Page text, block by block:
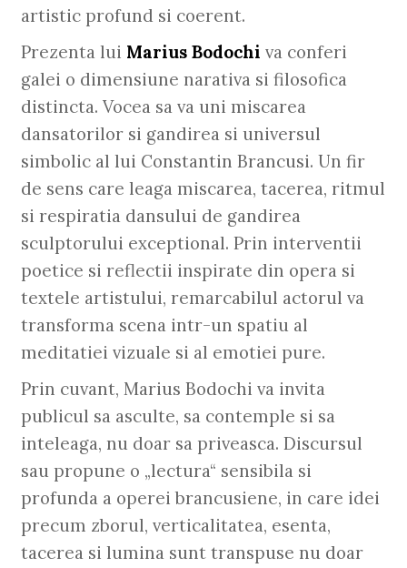
artistic profund si coerent.
Prezenta lui Marius Bodochiva conferi
galei o dimensiune narativa si filosofica
distincta. Vocea sa va uni miscarea
dansatorilor si gandirea si universul
simbolic al lui Constantin Brancusi. Un fir
de sens care leaga miscarea, tacerea, ritmul
si respiratia dansului de gandirea
sculptorului exceptional. Prin interventii
poetice si reflectii inspirate din opera si
textele artistului, remarcabilul actorul va
transforma scena intr-un spatiu al
meditatiei vizuale si al emotiei pure.
Prin cuvant, Marius Bodochi va invita
publicul sa asculte, sa contemple si sa
inteleaga, nu doar sa priveasca. Discursul
sau propune o „lectura“ sensibila si
profunda a operei brancusiene, in care idei
precum zborul, verticalitatea, esenta,
tacerea si lumina sunt transpuse nu doar